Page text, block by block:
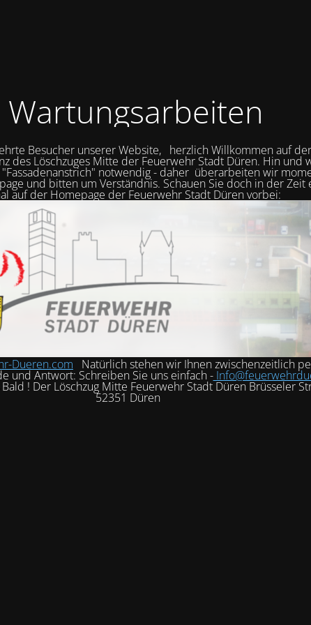
Wartungsarbeiten
Besucher unserer Website, herzlich Willkommen auf der
des Löschzuges Mitte der Feuerwehr Stadt Düren. Hin und
notwendig - daher überarbeiten wir
und bitten um Verständnis. Schauen Sie doch in der Zeit
auf der Homepage der Feuerwehr Stadt Düren vorbei:
Dueren.com Natürlich stehen wir Ihnen zwischenzeitlich
und Antwort: Schreiben Sie uns einfach -
Bald ! Der Löschzug Mitte Feuerwehr Stadt Düren Brüsseler
52351 Düren